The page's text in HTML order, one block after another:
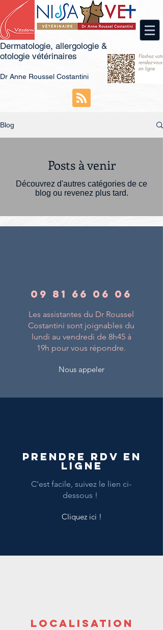
Dermatologie, allergologie &
otologie vétérinaires
Dr Anne Roussel Costantini
Blog
Posts à venir
Découvrez d'autres catégories de ce
blog ou revenez plus tard.
09 81 66 06 06
Les assistantes du Dr Roussel
Costantini sont joignables du
lundi au vendredi de 8h45 à
19h pour vous répondre.
Nous appeler
Prendre RDV en
ligne
C'est facile, suivez le lien ci-
dessous !
Cliquez ici !
LocalisatioN